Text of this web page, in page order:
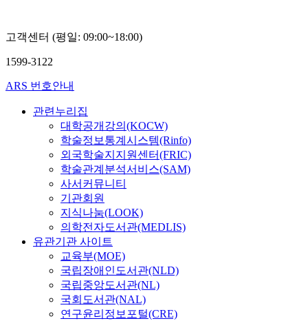
고객센터 (평일: 09:00~18:00)
1599-3122
ARS 번호안내
관련누리집
대학공개강의(KOCW)
학술정보통계시스템(Rinfo)
외국학술지지원센터(FRIC)
학술관계분석서비스(SAM)
사서커뮤니티
기관회원
지식나눔(LOOK)
의학전자도서관(MEDLIS)
유관기관 사이트
교육부(MOE)
국립장애인도서관(NLD)
국립중앙도서관(NL)
국회도서관(NAL)
연구윤리정보포털(CRE)